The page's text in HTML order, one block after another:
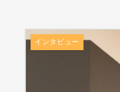
インタビュー